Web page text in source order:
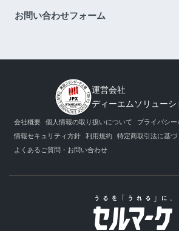
お問い合わせフォーム
運営会社
ディーエムソリューシ
会社概要 個人情報の取り扱いについて
プライバシー
情報セキュリティ方針
利用規約
特定商取引法に基づ
よくあるご質問・お問い合わせ